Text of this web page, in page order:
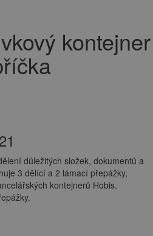
kontejner
důležitých složek, dokumentů a
3 dělící a 2 lámací přepážky,
kontejnerů Hobis.